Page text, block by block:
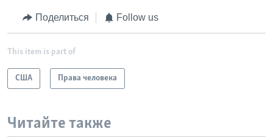
Поделиться Follow us
This item is part of
США Права человека
Читайте также